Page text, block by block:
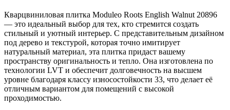
Кварцвиниловая плитка Moduleo Roots English Walnut 20896
— это идеальный выбор для тех, кто стремится создать
стильный и уютный интерьер. С представительным дизайном
под дерево и текстурой, которая точно имитирует
натуральный материал, эта плитка придаст вашему
пространству оригинальность и тепло. Она изготовлена по
технологии LVT и обеспечит долговечность на высшем
уровне благодаря классу износостойкости 33, что делает её
отличным вариантом для помещений с высокой
проходимостью.